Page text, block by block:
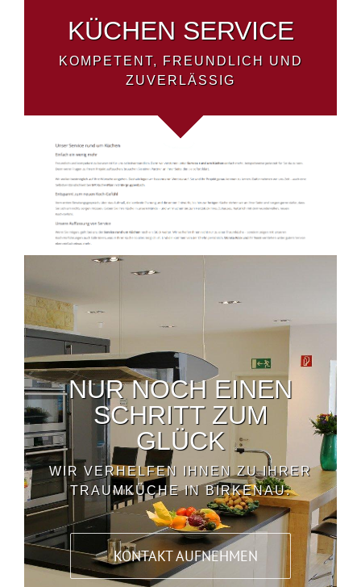
KÜCHEN SERVICE
KOMPETENT, FREUNDLICH UND
ZUVERLÄSSIG
NUR NOCH EINEN
SCHRITT ZUM
GLÜCK
WIR VERHELFEN IHNEN ZU IHRER
TRAUMKÜCHE IN BIRKENAU.
KONTAKT AUFNEHMEN